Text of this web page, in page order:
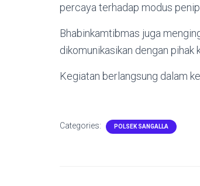
percaya terhadap modus
Bhabinkamtibmas juga
dikomunikasikan dengan pihak
Kegiatan berlangsung dalam
Categories: POLSEK SANGALLA